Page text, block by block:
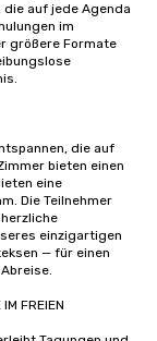
auf jede Agenda
im
größere Formate
die auf
bieten einen
eine
Die Teilnehmer
einzigartigen
— für einen
FREIEN